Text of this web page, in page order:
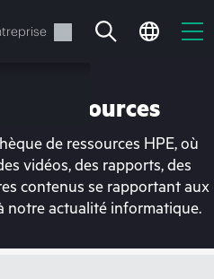
est
ressources
de ressources HPE, où
vidéos, des rapports, des
contenus se rapportant aux
notre actualité informatique.